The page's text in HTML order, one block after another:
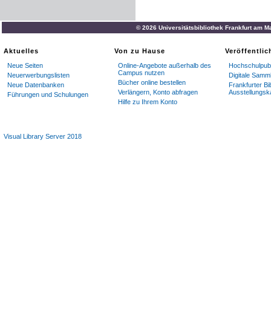
© 2026 Universitätsbibliothek Frankfurt am
Aktuelles
Neue Seiten
Neuerwerbungslisten
Neue Datenbanken
Führungen und Schulungen
Von zu Hause
Online-Angebote außerhalb des
Campus nutzen
Bücher online bestellen
Verlängern, Konto abfragen
Hilfe zu Ihrem Konto
Digitale
Frankfurter
Visual Library Server 2018